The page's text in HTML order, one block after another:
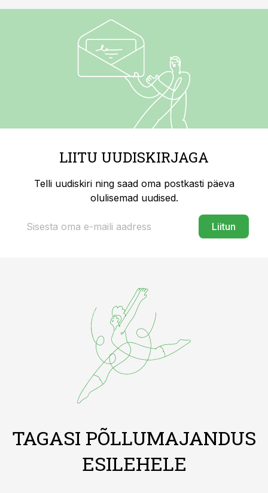
LIITU UUDISKIRJAGA
Telli uudiskiri ning saad oma postkasti päeva
olulisemad uudised.
Liitun
TAGASI PÕLLUMAJANDUS
ESILEHELE